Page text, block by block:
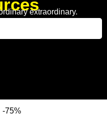
extraordinary.
-75%